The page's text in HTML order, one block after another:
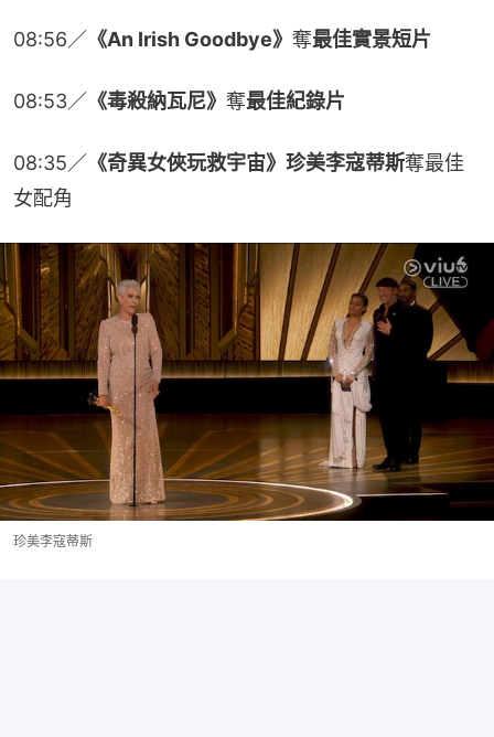
08:56／ 《An Irish Goodbye》 奪最佳實景短片
08:53／ 《毒殺納瓦尼》 奪最佳紀錄片
08:35／ 《奇異女俠玩救宇宙》珍美李寇蒂斯奪最佳
女配角
珍美李寇蒂斯